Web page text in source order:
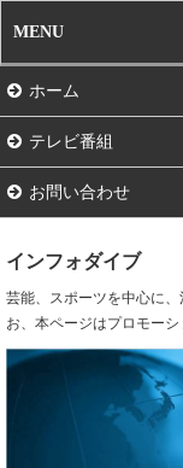
MENU
ホーム
テレビ番組
お問い合わせ
インフォダイブ
芸能、スポーツを中心に
お、本ページはプロモーシ